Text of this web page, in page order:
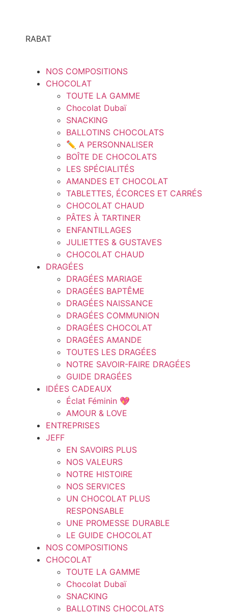
RABAT
NOS COMPOSITIONS
CHOCOLAT
TOUTE LA GAMME
Chocolat Dubaï
SNACKING
BALLOTINS CHOCOLATS
✏️ A PERSONNALISER
BOÎTE DE CHOCOLATS
LES SPÉCIALITÉS
AMANDES ET CHOCOLAT
TABLETTES, ÉCORCES ET CARRÉS
CHOCOLAT CHAUD
PÂTES À TARTINER
ENFANTILLAGES
JULIETTES & GUSTAVES
CHOCOLAT CHAUD
DRAGÉES
DRAGÉES MARIAGE
DRAGÉES BAPTÊME
DRAGÉES NAISSANCE
DRAGÉES COMMUNION
DRAGÉES CHOCOLAT
DRAGÉES AMANDE
TOUTES LES DRAGÉES
NOTRE SAVOIR-FAIRE DRAGÉES
GUIDE DRAGÉES
IDÉES CADEAUX
Éclat Féminin 💖
AMOUR & LOVE
ENTREPRISES
JEFF
EN SAVOIRS PLUS
NOS VALEURS
NOTRE HISTOIRE
NOS SERVICES
UN CHOCOLAT PLUS
RESPONSABLE
UNE PROMESSE DURABLE
LE GUIDE CHOCOLAT
NOS COMPOSITIONS
CHOCOLAT
TOUTE LA GAMME
Chocolat Dubaï
SNACKING
BALLOTINS CHOCOLATS